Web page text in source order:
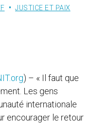
JUSTICE ET PAIX
) – « Il faut que
Les gens
internationale
encourager le retour